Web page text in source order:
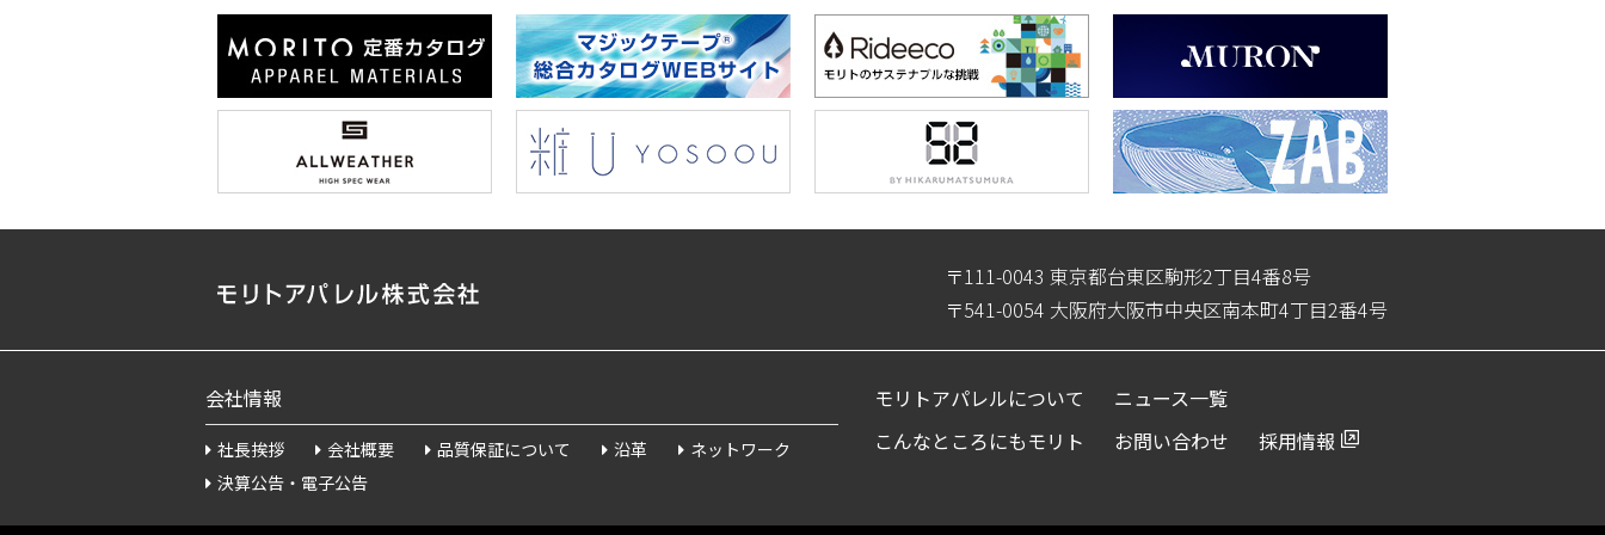
〒111-0043 東京都台東区駒形2丁目4番8号
〒541-0054 大阪府大阪市中央区南本町4丁目2番4号
会社情報
社長挨拶 会社概要 品質保証について 沿革
ネットワーク
決算公告・電子公告
モリトアパレルについて
こんなところにもモリト
ニュース一覧
お問い合わせ
採用情報